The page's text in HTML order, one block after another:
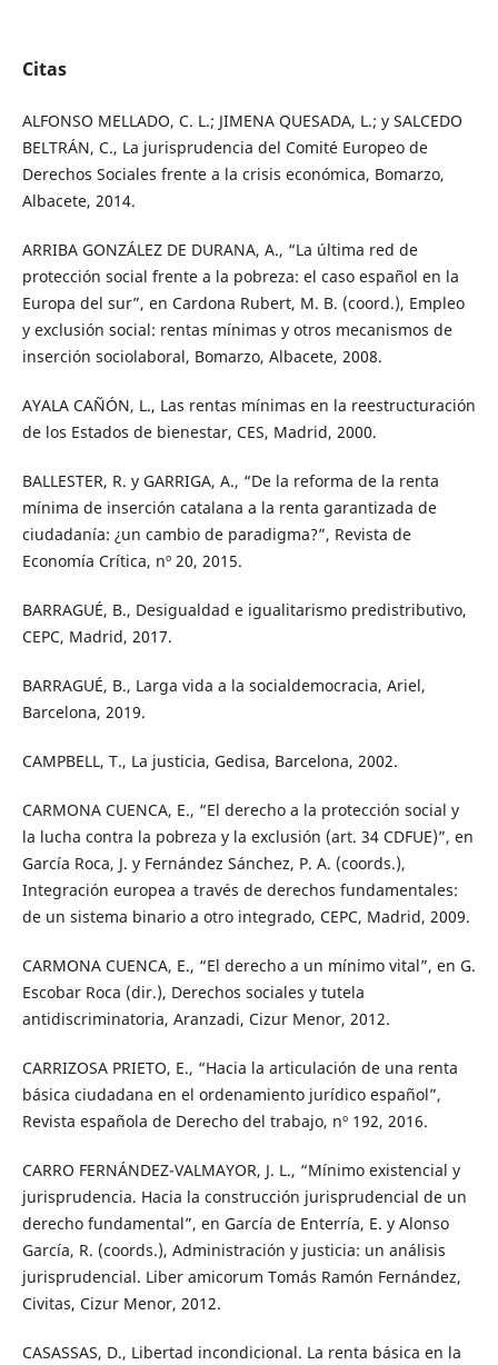
Citas
ALFONSO MELLADO, C. L.; JIMENA QUESADA, L.; y SALCEDO
BELTRÁN, C., La jurisprudencia del Comité Europeo de
Derechos Sociales frente a la crisis económica, Bomarzo,
Albacete, 2014.
ARRIBA GONZÁLEZ DE DURANA, A., “La última red de
protección social frente a la pobreza: el caso español en la
Europa del sur”, en Cardona Rubert, M. B. (coord.), Empleo
y exclusión social: rentas mínimas y otros mecanismos de
inserción sociolaboral, Bomarzo, Albacete, 2008.
AYALA CAÑÓN, L., Las rentas mínimas en la reestructuración
de los Estados de bienestar, CES, Madrid, 2000.
BALLESTER, R. y GARRIGA, A., “De la reforma de la renta
mínima de inserción catalana a la renta garantizada de
ciudadanía: ¿un cambio de paradigma?”, Revista de
Economía Crítica, nº 20, 2015.
BARRAGUÉ, B., Desigualdad e igualitarismo predistributivo,
CEPC, Madrid, 2017.
BARRAGUÉ, B., Larga vida a la socialdemocracia, Ariel,
Barcelona, 2019.
CAMPBELL, T., La justicia, Gedisa, Barcelona, 2002.
CARMONA CUENCA, E., “El derecho a la protección social y
la lucha contra la pobreza y la exclusión (art. 34 CDFUE)”, en
García Roca, J. y Fernández Sánchez, P. A. (coords.),
Integración europea a través de derechos fundamentales:
de un sistema binario a otro integrado, CEPC, Madrid, 2009.
CARMONA CUENCA, E., “El derecho a un mínimo vital”, en G.
Escobar Roca (dir.), Derechos sociales y tutela
antidiscriminatoria, Aranzadi, Cizur Menor, 2012.
CARRIZOSA PRIETO, E., “Hacia la articulación de una renta
básica ciudadana en el ordenamiento jurídico español”,
Revista española de Derecho del trabajo, nº 192, 2016.
CARRO FERNÁNDEZ-VALMAYOR, J. L., “Mínimo existencial y
jurisprudencia. Hacia la construcción jurisprudencial de un
derecho fundamental”, en García de Enterría, E. y Alonso
García, R. (coords.), Administración y justicia: un análisis
jurisprudencial. Liber amicorum Tomás Ramón Fernández,
Civitas, Cizur Menor, 2012.
CASASSAS, D., Libertad incondicional. La renta básica en la